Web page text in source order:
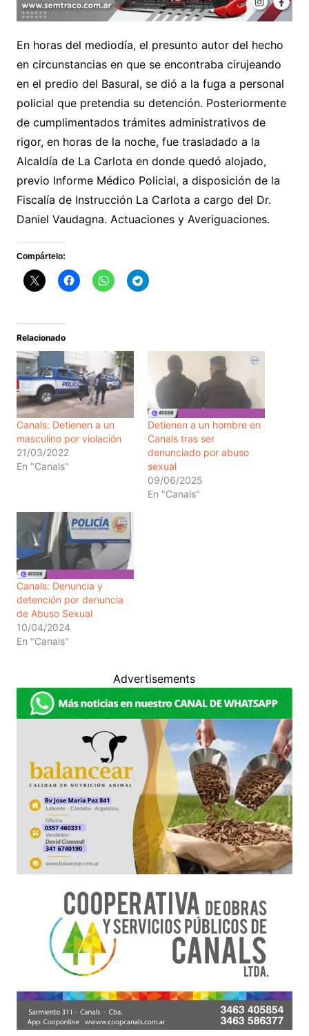
En horas del mediodía, el presunto autor del hecho
en circunstancias en que se encontraba cirujeando
en el predio del Basural, se dió a la fuga a personal
policial que pretendia su detención. Posteriormente
de cumplimentados trámites administrativos de
rigor, en horas de la noche, fue trasladado a la
Alcaldía de La Carlota en donde quedó alojado,
previo Informe Médico Policial, a disposición de la
Fiscalía de Instrucción La Carlota a cargo del Dr.
Daniel Vaudagna. Actuaciones y Averiguaciones.
Compártelo:
Relacionado
Canals: Detienen a un
masculino por violación
21/03/2022
En "Canals"
Detienen a un hombre en
Canals tras ser
denunciado por abuso
sexual
09/06/2025
En "Canals"
Canals: Denuncia y
detención por denuncia
de Abuso Sexual
10/04/2024
En "Canals"
Advertisements